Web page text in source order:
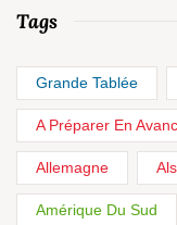
Tags
Grande Tablée
A Préparer En
Allemagne
Amérique Du Sud